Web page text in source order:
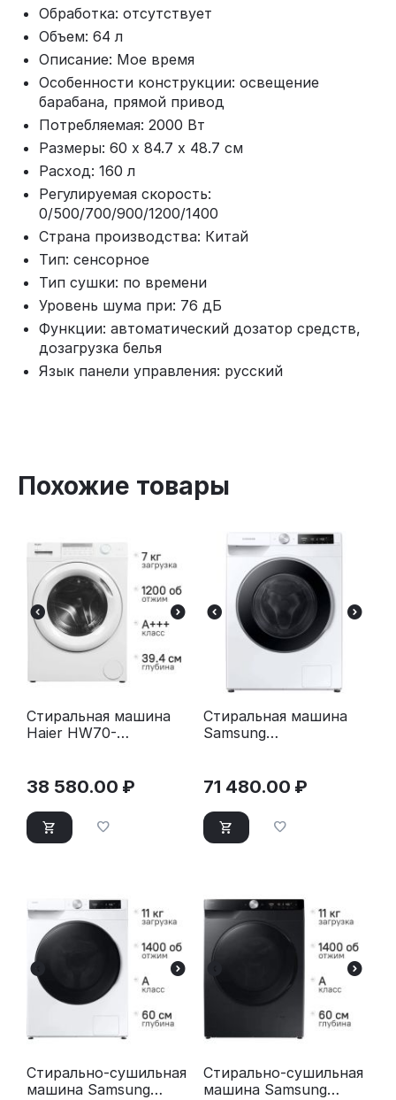
Обработка: отсутствует
Объем: 64 л
Описание: Мое время
Особенности конструкции: освещение
барабана, прямой привод
Потребляемая: 2000 Вт
Размеры: 60 х 84.7 х 48.7 см
Расход: 160 л
Регулируемая скорость:
0/500/700/900/1200/1400
Страна производства: Китай
Тип: сенсорное
Тип сушки: по времени
Уровень шума при: 76 дБ
Функции: автоматический дозатор средств,
дозагрузка белья
Язык панели управления: русский
Похожие товары
Стиральная машина
Haier HW70-
38 580.00 ₽
Стиральная машина
Samsung
71 480.00 ₽
Стирально-сушильная
машина Samsung
Стирально-сушильная
машина Samsung